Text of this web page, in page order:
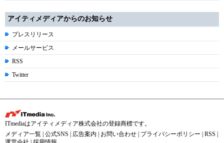
アイティメディアからのお知らせ
プレスリリース
メールサービス
RSS
Twitter
ITmediaはアイティメディア株式会社の登録商標です。
メディア一覧 公式SNS 広告案内 お問い合わせ プライバシーポリシー RSS